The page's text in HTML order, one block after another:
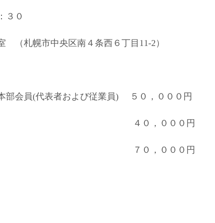
３０
（札幌市中央区南４条西６丁目11-2）
部会員(代表者および従業員) ５０，０００円
４０，０００円
ての方 ７０，０００円